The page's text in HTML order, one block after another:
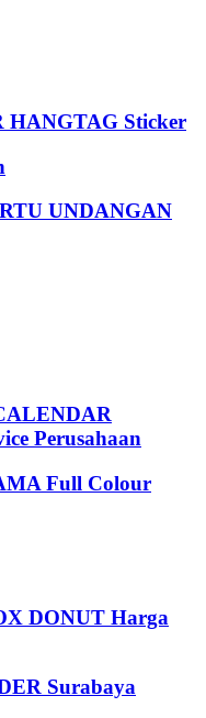
Sticker
UNDANGAN
Perusahaan
Full Colour
DONUT Harga
Surabaya